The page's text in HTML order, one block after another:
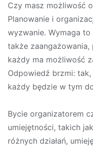
Czy masz możliwość
Planowanie i
wyzwanie. Wymaga
także
każdy ma możliwość
Odpowiedź brzmi:
każdy będzie w tym
Bycie organizatorem
umiejętności, takich
różnych działań,